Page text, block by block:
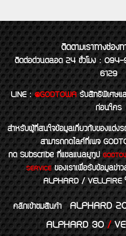
ติดตามเราทางช่องท
ติดต่อด่วนตลอด 24 ชั่วโมง :
6129
LINE : @GODTOWA รับสิทธิพิเศษแล
ก่อนใคร
สำหรับผู้ที่สนใจข้อมูลเกี่ยวกับของแต่ง
สามารถกดไลค์ที่เพจ
กด Subscribe ที่แชลแนลยูทูป
SERVICEของเราเพื่อรับข้อมูลข่าว
ALPHARD / VELLFIRE
คลิกเข้าชมสินค้า ALPHARD
ALPHARD 30/